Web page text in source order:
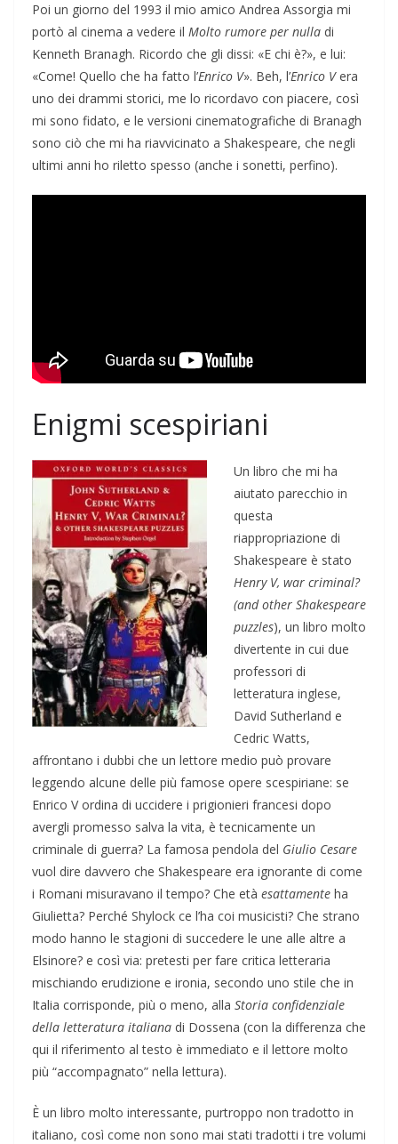
Poi un giorno del 1993 il mio amico Andrea Assorgia mi
portò al cinema a vedere il Molto rumore per nulla di
Kenneth Branagh. Ricordo che gli dissi: «E chi è?», e lui:
«Come! Quello che ha fatto l’Enrico V». Beh, l’Enrico Vera
uno dei drammi storici, me lo ricordavo con piacere, così
mi sono fidato, e le versioni cinematografiche di Branagh
sono ciò che mi ha riavvicinato a Shakespeare, che negli
ultimi anni ho riletto spesso (anche i sonetti, perfino).
Enigmi scespiriani
Un libro che mi ha
aiutato parecchio in
questa
riappropriazione di
Shakespeare è stato
Henry V, war criminal?
(and other Shakespeare
puzzles), un libro molto
divertente in cui due
professori di
letteratura inglese,
David Sutherland e
Cedric Watts,
affrontano i dubbi che un lettore medio può provare
leggendo alcune delle più famose opere scespiriane: se
Enrico V ordina di uccidere i prigionieri francesi dopo
avergli promesso salva la vita, è tecnicamente un
criminale di guerra? La famosa pendola del Giulio Cesare
vuol dire davvero che Shakespeare era ignorante di come
i Romani misuravano il tempo? Che età esattamente ha
Giulietta? Perché Shylock ce l’ha coi musicisti? Che strano
modo hanno le stagioni di succedere le une alle altre a
Elsinore? e così via: pretesti per fare critica letteraria
mischiando erudizione e ironia, secondo uno stile che in
Italia corrisponde, più o meno, alla Storia confidenziale
della letteratura italiana di Dossena (con la differenza che
qui il riferimento al testo è immediato e il lettore molto
più “accompagnato” nella lettura).
È un libro molto interessante, purtroppo non tradotto in
italiano, così come non sono mai stati tradotti i tre volumi